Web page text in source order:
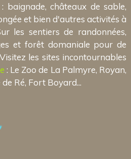
baignade, châteaux de sable,
et bien d'autres activités à
les sentiers de randonnées,
et forêt domaniale pour de
les sites incontournables
: Le Zoo de La Palmyre, Royan,
Ré, Fort Boyard...